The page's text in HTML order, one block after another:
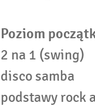
Poziom
2 na 1 (swing)
disco samba
podstawy rock